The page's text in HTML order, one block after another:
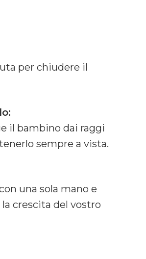
per chiudere il
il bambino dai raggi
sempre a vista.
una sola mano e
crescita del vostro